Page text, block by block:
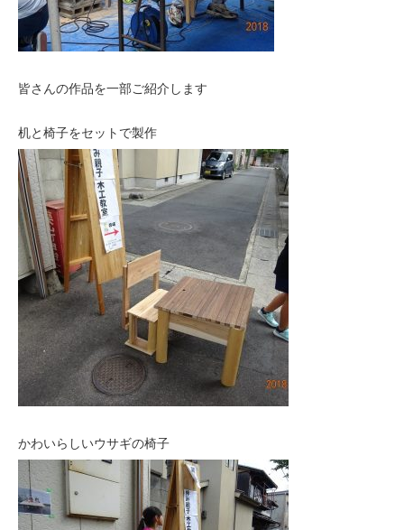
皆さんの作品を一部ご紹介します
机と椅子をセットで製作
かわいらしいウサギの椅子